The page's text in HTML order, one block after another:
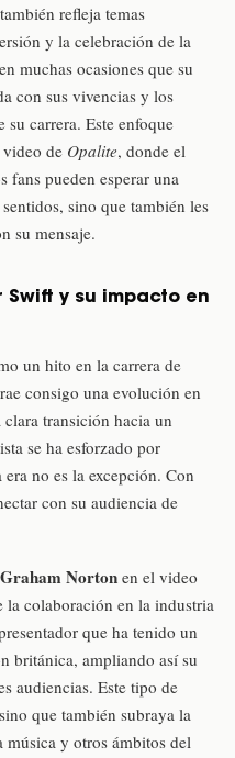
refleja temas
y la celebración de la
muchas ocasiones que su
con sus vivencias y los
carrera. Este enfoque
video de Opalite, donde el
fans pueden esperar una
sino que también les
su mensaje.
Swift y su impacto en
un hito en la carrera de
consigo una evolución en
transición hacia un
se ha esforzado por
no es la excepción. Con
con su audiencia de
Graham Norton en el video
la colaboración en la industria
que ha tenido un
británica, ampliando así su
audiencias. Este tipo de
que también subraya la
música y otros ámbitos del